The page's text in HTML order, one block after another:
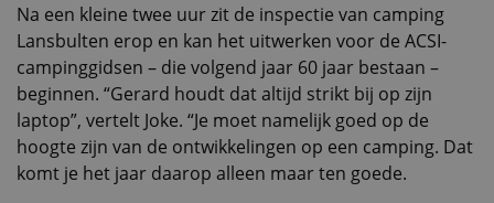
Na een kleine twee uur zit de inspectie van camping
Lansbulten erop en kan het uitwerken voor de ACSI-
campinggidsen – die volgend jaar 60 jaar bestaan –
beginnen. “Gerard houdt dat altijd strikt bij op zijn
laptop”, vertelt Joke. “Je moet namelijk goed op de
hoogte zijn van de ontwikkelingen op een camping. Dat
komt je het jaar daarop alleen maar ten goede.